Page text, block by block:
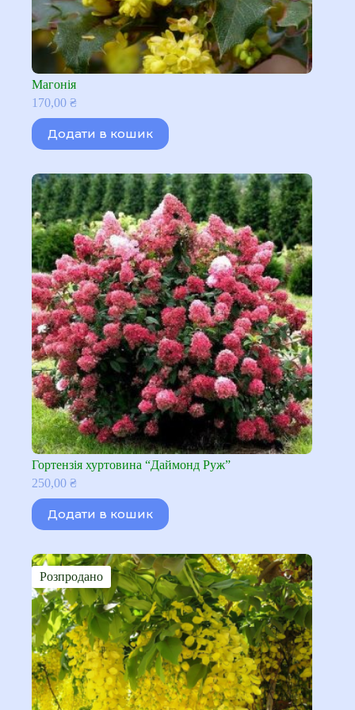
Магонія
170,00 ₴
Додати в кошик
Гортензія хуртовина “Даймонд Руж”
250,00 ₴
Додати в кошик
Розпродано